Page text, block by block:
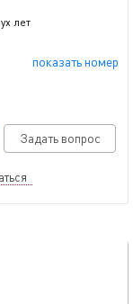
лет
показать номер
55-12
Задать вопрос